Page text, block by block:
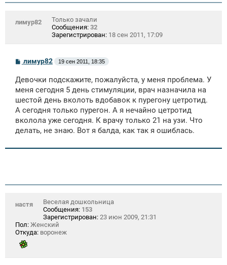
лимур82
Только зачали
Сообщения: 32
Зарегистрирован: 18 сен 2011, 17:09
С
б
щ
н
и
лимур82 19 сен 2011, 18:35
Девочки подскажите, пожалуйста, у меня проблема. У
меня сегодня 5 день стимуляции, врач назначила на
шестой день вколоть вдобавок к пурегону цетротид.
А сегодня только пурегон. А я нечайно цетротид
вколола уже сегодня. К врачу только 21 на узи. Что
делать, не знаю. Вот я балда, как так я ошиблась.
настя
Веселая дошкольница
Сообщения: 153
Зарегистрирован: 23 июн 2009, 21:31
Пол: Женский
Откуда: воронеж